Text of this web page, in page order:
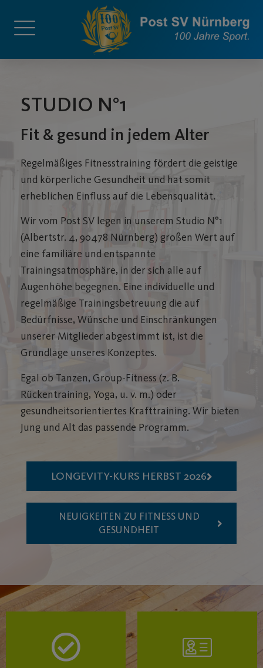
STUDIO N°1
Fit & gesund in jedem Alter
Regelmäßiges Fitnesstraining fördert die geistige
und körperliche Gesundheit und hat somit
erheblichen Einfluss auf die Lebensqualität.
Wir vom Post SV legen in unserem Studio N°1
(Albertstr. 4, 90478 Nürnberg) großen Wert auf
eine familiäre und entspannte
Trainingsatmosphäre, in der sich alle auf
Augenhöhe begegnen. Eine individuelle und
regelmäßige Trainingsbetreuung die auf
Bedürfnisse, Wünsche und Einschränkungen
unserer Mitglieder abgestimmt ist, ist die
Grundlage unseres Konzeptes.
Egal ob Tanzen, Group-Fitness (z. B.
Rückentraining, Yoga, u. v. m.) oder
gesundheitsorientiertes Krafttraining. Wir bieten
Jung und Alt das passende Programm.
LONGEVITY-KURS HERBST 2026
NEUIGKEITEN ZU FITNESS UND
GESUNDHEIT